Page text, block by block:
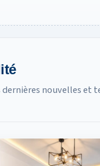
nouvelles et